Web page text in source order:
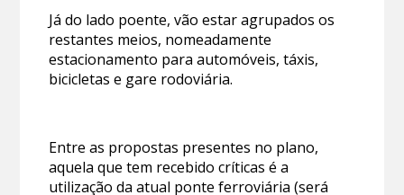
Já do lado poente, vão estar agrupados os
restantes meios, nomeadamente
estacionamento para automóveis, táxis,
bicicletas e gare rodoviária.
Entre as propostas presentes no plano,
aquela que tem recebido críticas é a
utilização da atual ponte ferroviária (será